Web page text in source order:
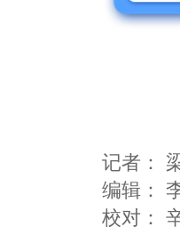
记者：
编辑：